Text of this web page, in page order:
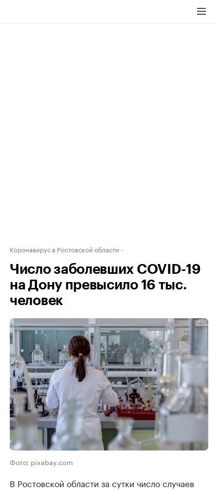
Коронавирус в Ростовской области
Число заболевших COVID-19
на Дону превысило 16 тыс.
человек
Фото: pixabay.com
В Ростовской области за сутки число случаев